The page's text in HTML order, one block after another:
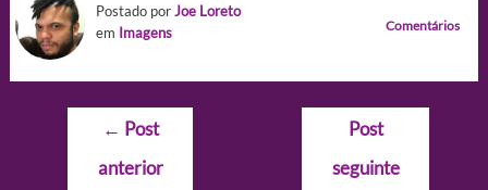
Postado porJoe Loreto
em Imagens Comentários
Navegação
Post
← Post
anterior
Post
seguinte